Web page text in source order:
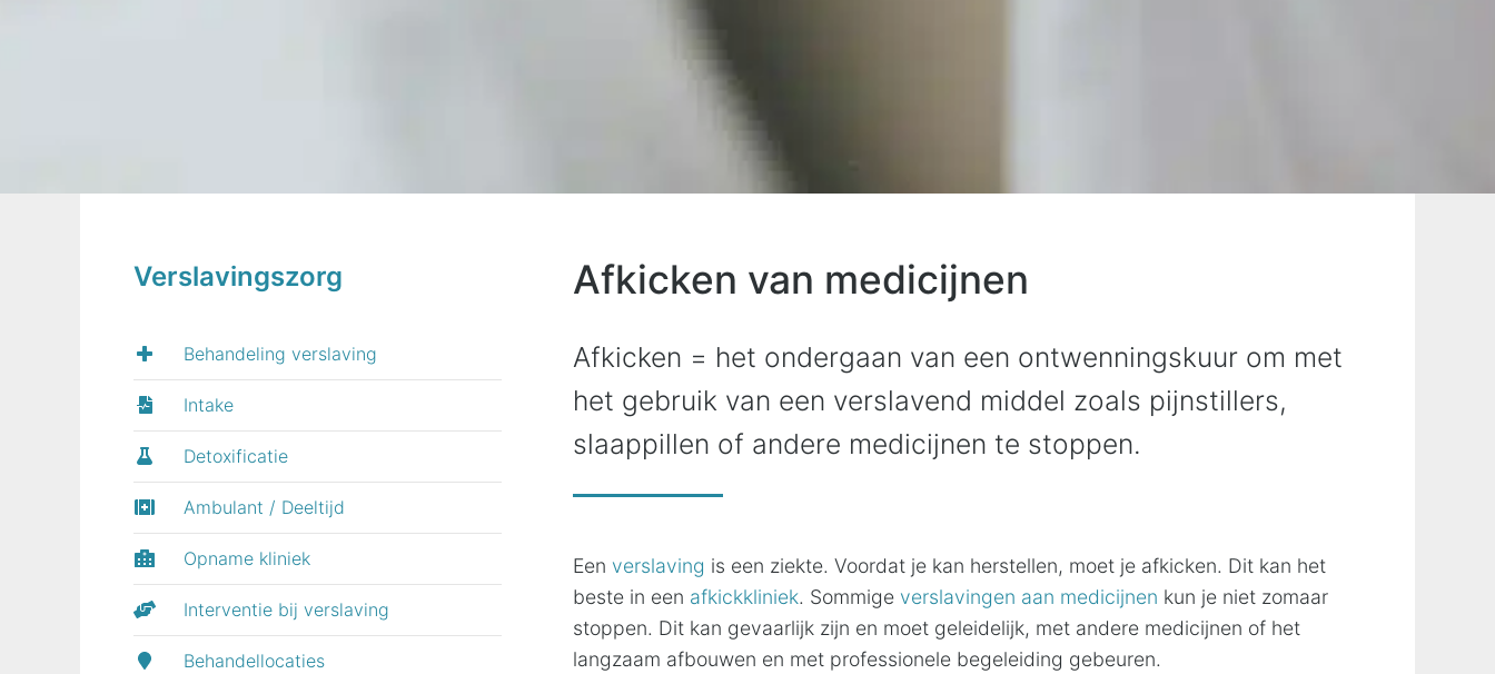
Afkicken van medicijnen
Afkicken = het ondergaan van een ontwenningskuur om met
het gebruik van een verslavend middel zoals pijnstillers,
slaappillen of andere medicijnen te stoppen.
Eenverslaving is een ziekte. Voordat je kan herstellen, moet je afkicken. Dit kan het
beste in een afkickkliniek. Sommigeverslavingen aan medicijnen kun je niet zomaar
stoppen. Dit kan gevaarlijk zijn en moet geleidelijk, met andere medicijnen of het
langzaam afbouwen en met professionele begeleiding gebeuren.
Verslavingszorg
Behandeling verslaving
Intake
Detoxificatie
Ambulant / Deeltijd
Opname kliniek
Interventie bij verslaving
Behandellocaties